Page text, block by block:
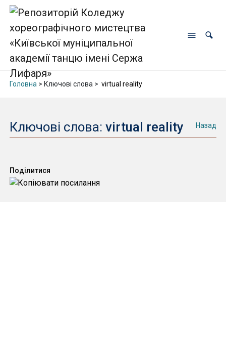
Головна > Ключові слова > virtual reality
Ключові слова: virtual reality Назад
Поділитися